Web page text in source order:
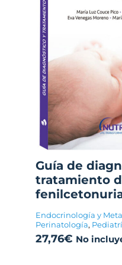
Guía de
tratamiento
Endocrinología y
Perinatología,
27,76€ No